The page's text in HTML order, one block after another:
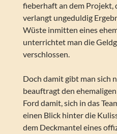
fieberhaft an dem Projekt,
verlangt ungeduldig
Wüste inmitten eines
unterrichtet man die
verschlossen.
Doch damit gibt man sich
beauftragt den
Ford damit, sich in das
einen Blick hinter die
dem Deckmantel eines